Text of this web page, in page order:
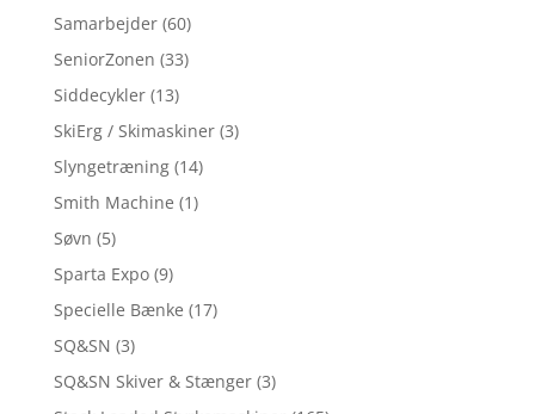
Samarbejder (60)
SeniorZonen (33)
Siddecykler (13)
SkiErg / Skimaskiner (3)
Slyngetræning (14)
Smith Machine (1)
Søvn (5)
Sparta Expo (9)
Specielle Bænke (17)
SQ&SN (3)
SQ&SN Skiver & Stænger (3)